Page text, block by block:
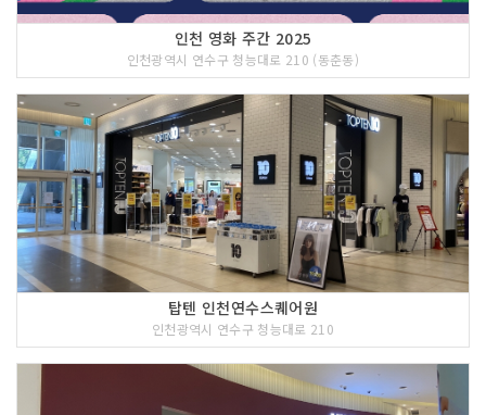
인천 영화 주간 2025
인천광역시 연수구 청능대로 210 (동춘동)
탑텐 인천연수스퀘어원
인천광역시 연수구 청능대로 210